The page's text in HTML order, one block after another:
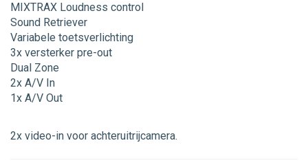
MIXTRAX Loudness control
Sound Retriever
Variabele toetsverlichting
3x versterker pre-out
Dual Zone
2x A/V In
1x A/V Out
2x video-in voor achteruitrijcamera.